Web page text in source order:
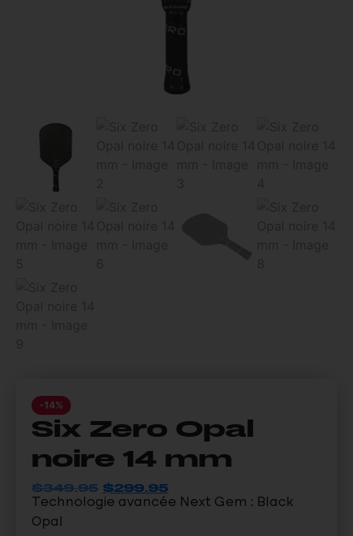
-14%
Six Zero Opal
noire 14 mm
$349.95 $299.95
Technologie avancée Next Gem : Black
Opal